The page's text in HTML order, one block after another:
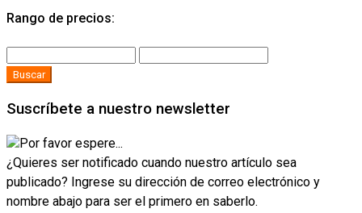
Rango de precios:
Buscar
Suscríbete a nuestro newsletter
Por favor espere...
¿Quieres ser notificado cuando nuestro artículo sea
publicado? Ingrese su dirección de correo electrónico y
nombre abajo para ser el primero en saberlo.